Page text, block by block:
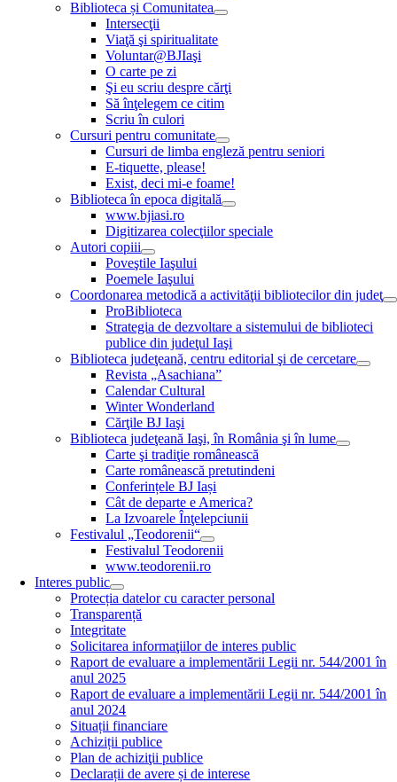
Biblioteca și Comunitatea
Intersecţii
Viaţă şi spiritualitate
Voluntar@BJIaşi
O carte pe zi
Şi eu scriu despre cărţi
Să înţelegem ce citim
Scriu în culori
Cursuri pentru comunitate
Cursuri de limba engleză pentru seniori
E-tiquette, please!
Exist, deci mi-e foame!
Biblioteca în epoca digitală
www.bjiasi.ro
Digitizarea colecţiilor speciale
Autori copiii
Poveştile Iaşului
Poemele Iaşului
Coordonarea metodică a activităţii bibliotecilor din judeţ
ProBiblioteca
Strategia de dezvoltare a sistemului de biblioteci
publice din judeţul Iaşi
Biblioteca judeţeană, centru editorial şi de cercetare
Revista „Asachiana”
Calendar Cultural
Winter Wonderland
Cărţile BJ Iaşi
Biblioteca judeţeană Iaşi, în România şi în lume
Carte şi tradiţie românească
Carte românească pretutindeni
Conferințele BJ Iași
Cât de departe e America?
La Izvoarele Înţelepciunii
Festivalul „Teodorenii“
Festivalul Teodorenii
www.teodorenii.ro
Interes public
Protecția datelor cu caracter personal
Transparență
Integritate
Solicitarea informaţiilor de interes public
Raport de evaluare a implementării Legii nr. 544/2001 în
anul 2025
Raport de evaluare a implementării Legii nr. 544/2001 în
anul 2024
Situații financiare
Achiziții publice
Plan de achiziţii publice
Declarații de avere și de interese